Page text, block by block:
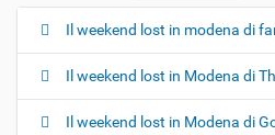
N
Il weekend lost in modena di
Il weekend lost in Modena di
Il weekend lost in Modena di